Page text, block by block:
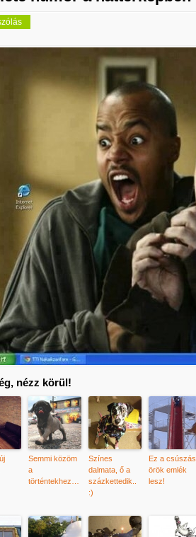
nézz körül!
Semmi közöm
a
történtekhez…
Színes
dalmata, ő a
százkettedik..
:)
Ez a csúszás
örök emlék
lesz!